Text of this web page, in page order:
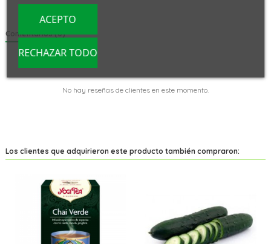
Comentarios (0)
No hay reseñas de clientes en este momento.
Los clientes que adquirieron este producto también compraron:
RECHAZAR TODO
ACEPTO